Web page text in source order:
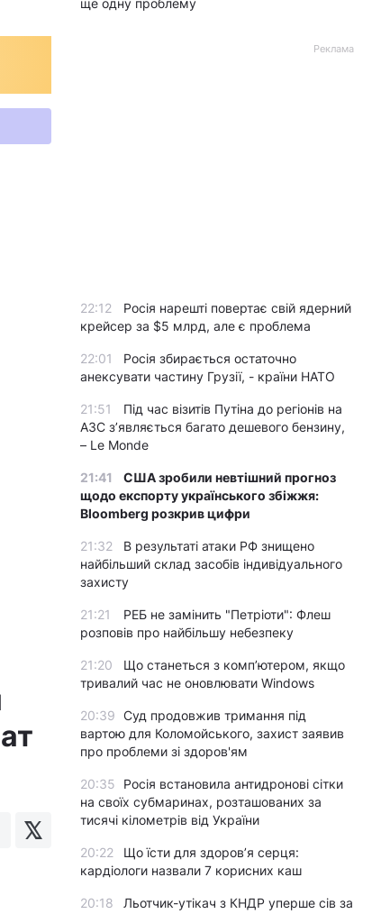
ще одну проблему
Реклама
22:12
Росія нарешті повертає свій ядерний
крейсер за $5 млрд, але є проблема
22:01
Росія збирається остаточно
анексувати частину Грузії, - країни НАТО
21:51
Під час візитів Путіна до регіонів на
АЗС з’являється багато дешевого бензину,
– Le Monde
21:41
США зробили невтішний прогноз
щодо експорту українського збіжжя:
Bloomberg розкрив цифри
21:32
В результаті атаки РФ знищено
найбільший склад засобів індивідуального
захисту
21:21
РЕБ не замінить "Петріоти": Флеш
розповів про найбільшу небезпеку
21:20
Що станеться з комп’ютером, якщо
тривалий час не оновлювати Windows
20:39 Суд продовжив тримання під
вартою для Коломойського, захист заявив
про проблеми зі здоров'ям
20:35
Росія встановила антидронові сітки
на своїх субмаринах, розташованих за
тисячі кілометрів від України
20:22
Що їсти для здоров’я серця:
кардіологи назвали 7 корисних каш
20:18
Льотчик-утікач з КНДР уперше сів за